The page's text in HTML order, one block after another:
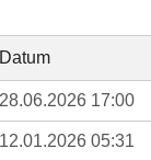
Datum
28.06.2026 17:00
12.01.2026 05:31